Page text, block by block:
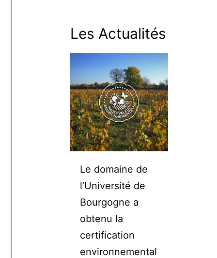
Les Actualités
Le domaine de
l’Université de
Bourgogne a
obtenu la
certification
environnemental